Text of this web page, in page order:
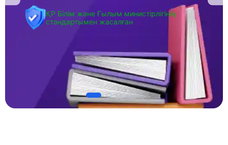
ҚР Білім және Ғылым министірлігінің
стандартымен жасалған